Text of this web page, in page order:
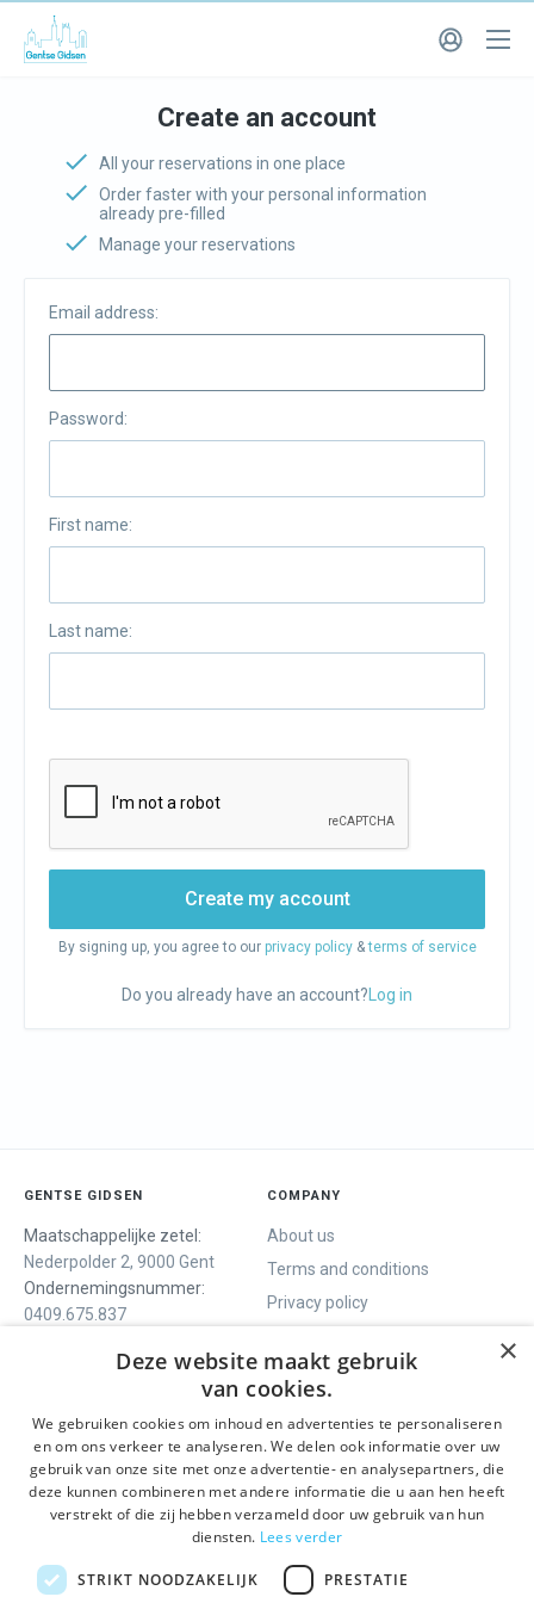
Create an account
All your reservations in one place
Order faster with your personal information
already pre-filled
Manage your reservations
Email address:
Password:
First name:
Last name:
Create my account
By signing up, you agree to our privacy policy&terms of service
Do you already have an account? Log in
GENTSE GIDSEN
Maatschappelijke zetel:
Nederpolder 2, 9000 Gent
Ondernemingsnummer:
0409.675.837
COMPANY
About us
Terms and conditions
Privacy policy
WE OFFER
Guided tours
One day tour
Activities
SOCIALS
Facebook
Instagram
LinkedIn
×
Deze website maakt gebruik
van cookies.
We gebruiken cookies om inhoud en advertenties te personaliseren
en om ons verkeer te analyseren. We delen ook informatie over uw
gebruik van onze site met onze advertentie- en analysepartners, die
deze kunnen combineren met andere informatie die u aan hen heeft
verstrekt of die zij hebben verzameld door uw gebruik van hun
diensten. Lees verder
STRIKT NOODZAKELIJK PRESTATIE